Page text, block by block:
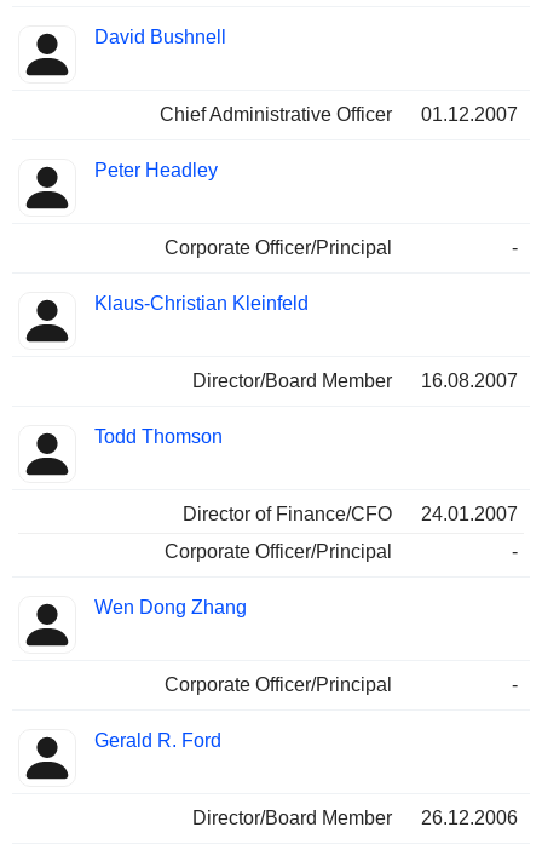
David Bushnell
Chief Administrative Officer 01.12.2007
Peter Headley
Corporate Officer/Principal -
Klaus-Christian Kleinfeld
Director/Board Member 16.08.2007
Todd Thomson
Director of Finance/CFO
24.01.2007
Corporate Officer/Principal
-
Wen Dong Zhang
Corporate Officer/Principal -
Gerald R. Ford
Director/Board Member 26.12.2006